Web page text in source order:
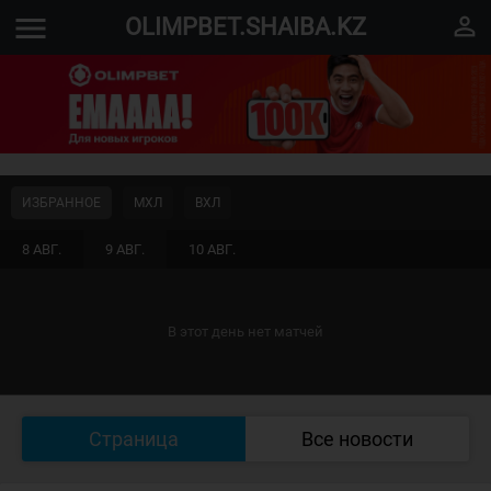
menu OLIMPBET.SHAIBA.KZ perm_identity
8 АВГ. 9 АВГ. 10 АВГ.
ИЗБРАННОЕ МХЛ ВХЛ
В этот день нет матчей
Страница Все новости